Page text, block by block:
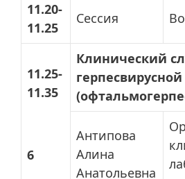
11.20-
11.25
Сессия
11.25-
11.35
6
Клинический
Антипова
Алина
Анатольевна